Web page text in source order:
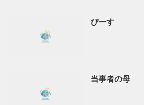
ぴーす
当事者の母